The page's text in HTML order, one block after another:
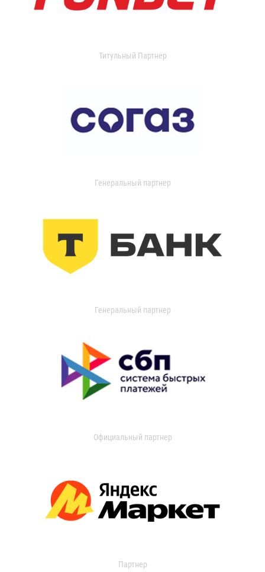
Титульный Партнер
Генеральный партнер
Генеральный партнер
Официальный партнер
Партнер